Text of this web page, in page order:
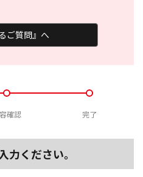
ご質問』へ
確認 完了
力ください。